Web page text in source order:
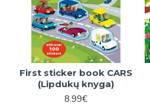
First sticker book CARS
(Lipdukų knyga)
8.99€